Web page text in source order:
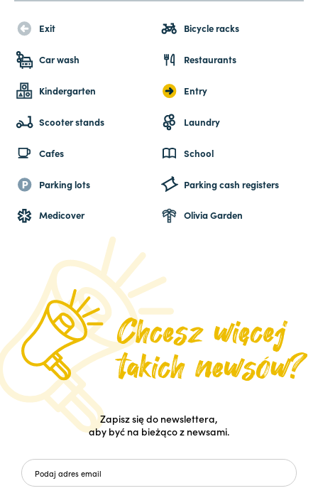
Exit Bicycle racks
Car wash Restaurants
Kindergarten Entry
Scooter stands Laundry
Cafes School
Parking lots Parking cash registers
Medicover Olivia Garden
Zapisz się do newslettera,
aby być na bieżąco z newsami.